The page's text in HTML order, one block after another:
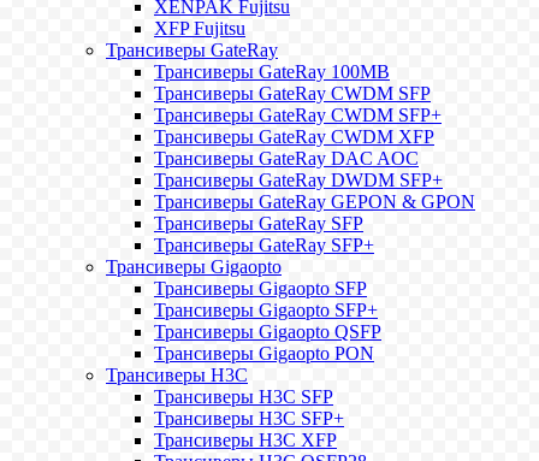
XENPAK Fujitsu
XFP Fujitsu
Трансиверы GateRay
Трансиверы GateRay 100MB
Трансиверы GateRay CWDM SFP
Трансиверы GateRay CWDM SFP+
Трансиверы GateRay CWDM XFP
Трансиверы GateRay DAC AOC
Трансиверы GateRay DWDM SFP+
Трансиверы GateRay GEPON & GPON
Трансиверы GateRay SFP
Трансиверы GateRay SFP+
Трансиверы Gigaopto
Трансиверы Gigaopto SFP
Трансиверы Gigaopto SFP+
Трансиверы Gigaopto QSFP
Трансиверы Gigaopto PON
Трансиверы H3C
Трансиверы H3C SFP
Трансиверы H3C SFP+
Трансиверы H3C XFP